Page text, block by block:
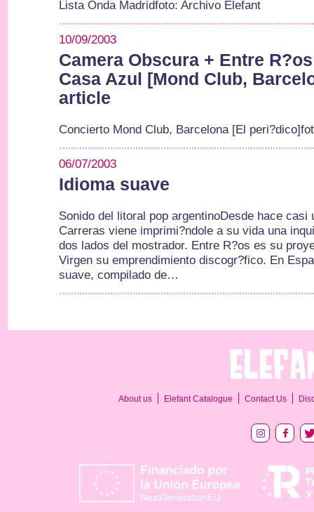
Lista Onda Madridfoto: Archivo Elefant
10/09/2003
Camera Obscura + Entre
Casa Azul [Mond Club,
article
Concierto Mond Club, Barcelona [El
06/07/2003
Idioma suave
Sonido del litoral pop argentinoDesde hace casi
Carreras viene imprimi?ndole a su vida una
dos lados del mostrador. Entre R?os es su
Virgen su emprendimiento discogr?fico. En
suave, compilado de…
About us Elefant Catalogue Contact Us